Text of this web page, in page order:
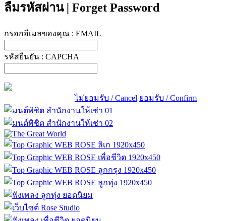
ลืมรหัสผ่าน | Forget Password
กรอกอีเมลของคุณ : EMAIL
รหัสยืนยัน : CAPCHA
ไม่ยอมรับ / Cancel ยอมรับ / Confirm